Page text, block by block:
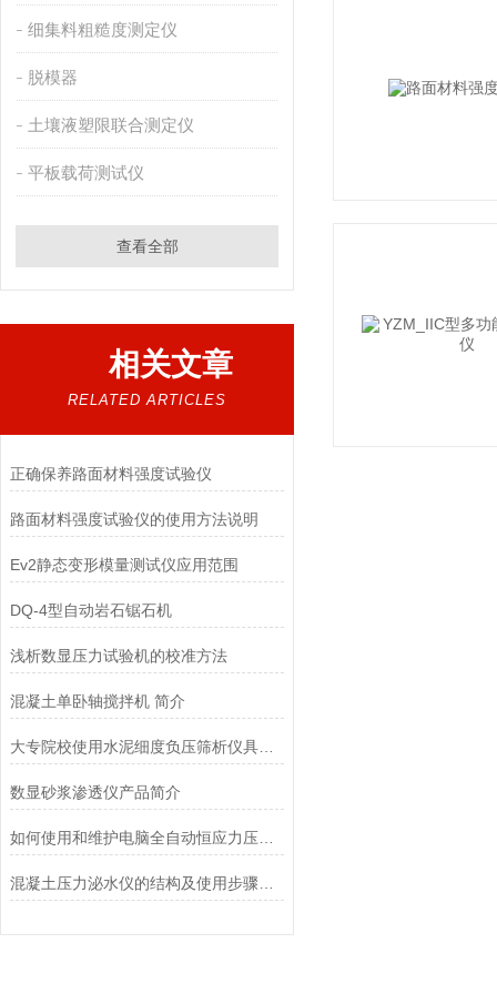
细集料粗糙度测定仪
脱模器
土壤液塑限联合测定仪
平板载荷测试仪
查看全部
相关文章
RELATED ARTICLES
正确保养路面材料强度试验仪
路面材料强度试验仪的使用方法说明
Ev2静态变形模量测试仪应用范围
DQ-4型自动岩石锯石机
浅析数显压力试验机的校准方法
混凝土单卧轴搅拌机 简介
大专院校使用水泥细度负压筛析仪具体参数
数显砂浆渗透仪产品简介
如何使用和维护电脑全自动恒应力压力试验机